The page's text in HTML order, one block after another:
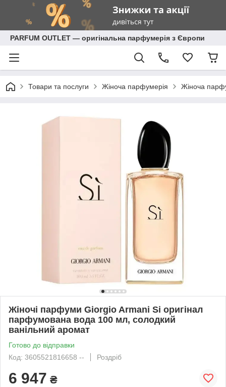
PARFUM OUTLET — оригінальна парфумерія з Європи
Товари та послуги Жіноча парфумерія Жіноча
Жіночі парфуми Giorgio Armani Si оригінал
парфумована вода 100 мл, солодкий
ванільний аромат
Готово до відправки
Код: 3605521816658 --
Роздріб
6 947 ₴